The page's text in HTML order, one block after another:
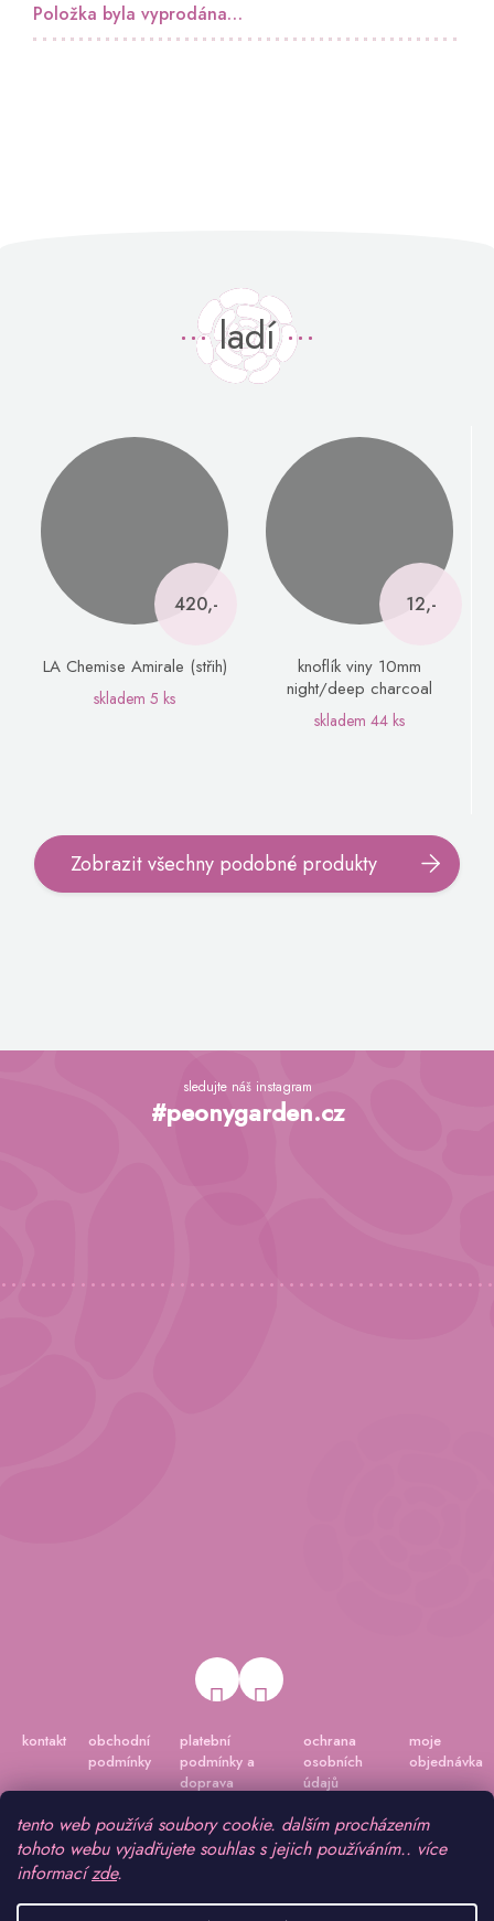
tento web používá soubory cookie. dalším procházením
tohoto webu vyjadřujete souhlas s jejich používáním.. více
informacízde.
Položka byla vyprodána…
ladí
420,-
LA Chemise Amirale (střih)
skladem 5 ks
12,-
knoflík viny 10mm
night/deep charcoal
skladem 44 ks
Zobrazit všechny podobné produkty
Z
sledujte náš instagram
#peonygarden.cz
kontakt
obchodní
podmínky
platební
podmínky a
doprava
ochrana
osobních
údajů
moje
objednávka